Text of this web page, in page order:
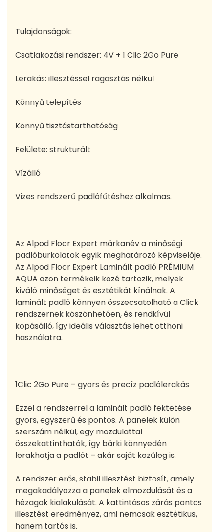
Tulajdonságok:
Csatlakozási rendszer: 4V + 1 Clic 2Go Pure
Lerakás: illesztéssel ragasztás nélkül
Könnyű telepítés
Könnyű tisztástarthatóság
Felülete: strukturált
Vízálló
Vizes rendszerű padlófűtéshez alkalmas.
Az Alpod Floor Expert márkanév a minőségi
padlóburkolatok egyik meghatározó képviselője.
Az Alpod Floor Expert Laminált padló PRÉMIUM
AQUA azon termékeik közé tartozik, melyek
kiváló minőséget és esztétikát kínálnak. A
laminált padló könnyen összecsatolható a Click
rendszernek köszönhetően, és rendkívül
kopásálló, így ideális választás lehet otthoni
használatra.
1Clic 2Go Pure – gyors és precíz padlólerakás
Ezzel a rendszerrel a laminált padló fektetése
gyors, egyszerű és pontos. A panelek külön
szerszám nélkül, egy mozdulattal
összekattinthatók, így bárki könnyedén
lerakhatja a padlót – akár saját kezűleg is.
A rendszer erős, stabil illesztést biztosít, amely
megakadályozza a panelek elmozdulását és a
hézagok kialakulását. A kattintásos zárás pontos
illesztést eredményez, ami nemcsak esztétikus,
hanem tartós is.